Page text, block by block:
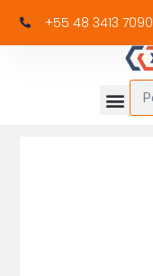
+55 48 3413 7090